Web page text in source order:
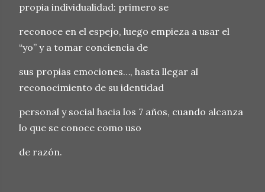
propia individualidad: primero se
reconoce en el espejo, luego empieza a usar el
“yo” y a tomar conciencia de
sus propias emociones…, hasta llegar al
reconocimiento de su identidad
personal y social hacia los 7 años, cuando alcanza
lo que se conoce como uso
de razón.